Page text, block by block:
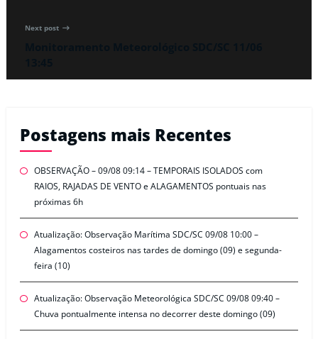
Next post
Postagens mais Recentes
OBSERVAÇÃO – 09/08 09:14 – TEMPORAIS ISOLADOS com
RAIOS, RAJADAS DE VENTO e ALAGAMENTOS pontuais nas
próximas 6h
Atualização: Observação Marítima SDC/SC 09/08 10:00 –
Alagamentos costeiros nas tardes de domingo (09) e segunda-
feira (10)
Atualização: Observação Meteorológica SDC/SC 09/08 09:40 –
Chuva pontualmente intensa no decorrer deste domingo (09)